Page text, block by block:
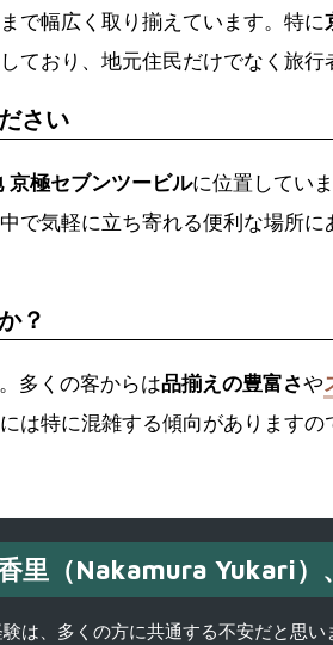
まで幅広く取り揃えています。特に
ており、地元住民だけでなく旅行
さい
極セブンツービルに位置していま
で気軽に立ち寄れる便利な場所に
？
多くの客からは品揃えの豊富さや
は特に混雑する傾向があります
里（Nakamura Yukari
は、多くの方に共通する不安だと思